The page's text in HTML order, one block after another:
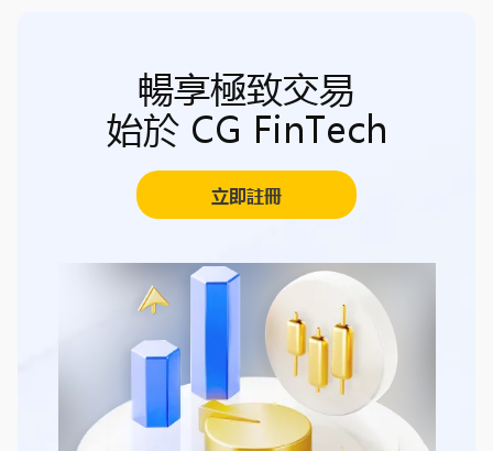
暢享極致交易
始於 CG FinTech
立即註冊